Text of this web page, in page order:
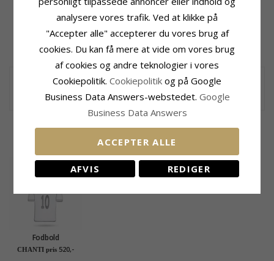
Blank
Sølv
Overflade:Blank
Motiv:Hjerte Med Navn
Bredde:21,0 mm
Leveringstid
Leveringstid:Ca. 3 Uger
Nøglering med navn
nøglering med navn i metal med blank overflade med vedhæng i
sølv med blank overflade
KUNDER DER HAR KØBT DENNE HAR
OGSÁ KØBT
Fodbold
Navnehalskæde med
CHANTI pris 520,-
analysere vores trafik. Ved at klikke på
"Accepter alle" accepterer du vores brug af
cookies. Du kan få mere at vide om vores brug
af cookies og andre teknologier i vores
Cookiepolitik. Cookiepolitik og på Google
Business Data Answers-webstedet. Google
Business Data Answers
ACCEPTER ALLE
AFVIS REDIGER